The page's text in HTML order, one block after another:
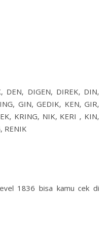
DEN, DIGEN, DIREK, DIN,
GIN, GEDIK, KEN, GIR,
KRING, NIK, KERI , KIN,
RENIK
1836 bisa kamu cek di